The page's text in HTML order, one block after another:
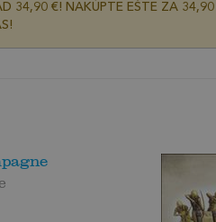
34,90 €! NAKÚPTE EŠTE ZA